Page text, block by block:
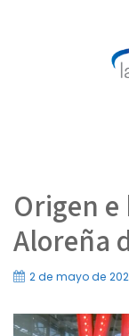
Origen
Aloreña
2 de mayo de